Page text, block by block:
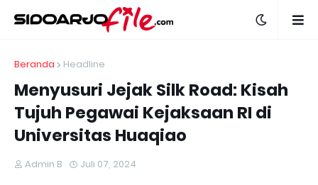
Beranda Headline
Menyusuri Jejak Silk Road: Kisah
Tujuh Pegawai Kejaksaan RI di
Universitas Huaqiao
Admin B Juli 07, 2024